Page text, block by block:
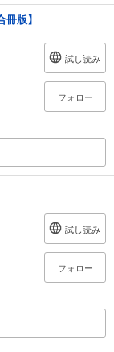
版】
試し読み
フォロー
試し読み
フォロー